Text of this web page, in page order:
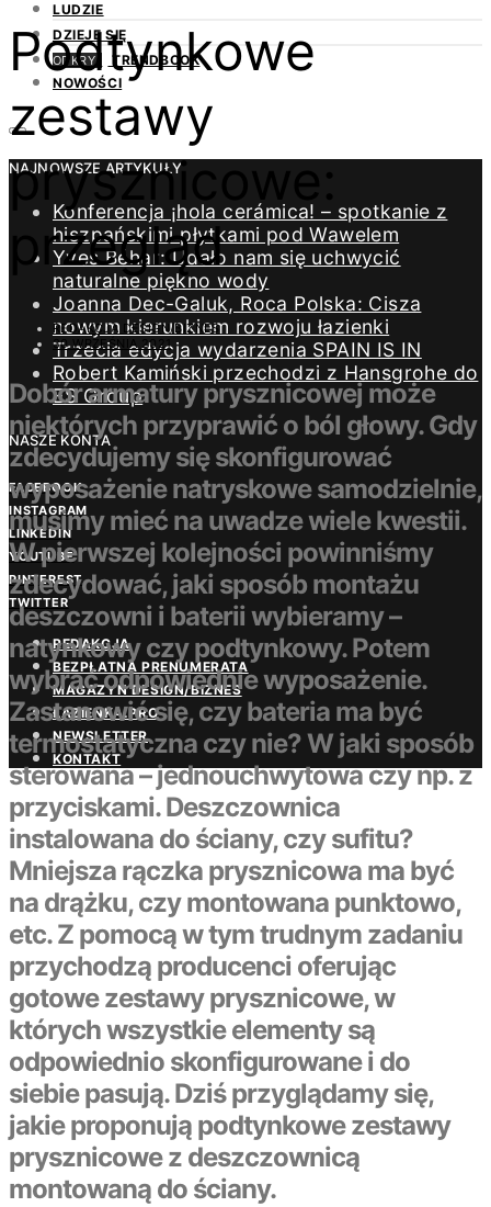
LUDZIE
DZIEJE SIĘ
ODKRYJ
TRENDBOOK
NOWOŚCI
NAJNOWSZE ARTYKUŁY
Konferencja ¡hola cerámica! – spotkanie z
hiszpańskimi płytkami pod Wawelem
Yves Béhar: Udało nam się uchwycić
naturalne piękno wody
Joanna Dec-Galuk, Roca Polska: Cisza
nowym kierunkiem rozwoju łazienki
Trzecia edycja wydarzenia SPAIN IS IN
Robert Kamiński przechodzi z Hansgrohe do
ES Group
NASZE KONTA
FACEBOOK
INSTAGRAM
LINKEDIN
YOUTUBE
PINTEREST
TWITTER
REDAKCJA
BEZPŁATNA PRENUMERATA
MAGAZYN DESIGN/BIZNES
ŁAZIENKA.PRO
NEWSLETTER
KONTAKT
Podtynkowe
zestawy
prysznicowe:
przegląd
REDAKCJA DESIGN/BIZNES
30 WRZEŚNIA 2021
Dobór armatury prysznicowej może
niektórych przyprawić o ból głowy. Gdy
zdecydujemy się skonfigurować
wyposażenie natryskowe samodzielnie,
musimy mieć na uwadze wiele kwestii.
W pierwszej kolejności powinniśmy
zdecydować, jaki sposób montażu
deszczowni i baterii wybieramy –
natynkowy czy podtynkowy. Potem
wybrać odpowiednie wyposażenie.
Zastanowić się, czy bateria ma być
termostatyczna czy nie? W jaki sposób
sterowana – jednouchwytowa czy np. z
przyciskami. Deszczownica
instalowana do ściany, czy sufitu?
Mniejsza rączka prysznicowa ma być
na drążku, czy montowana punktowo,
etc. Z pomocą w tym trudnym zadaniu
przychodzą producenci oferując
gotowe zestawy prysznicowe, w
których wszystkie elementy są
odpowiednio skonfigurowane i do
siebie pasują. Dziś przyglądamy się,
jakie proponują podtynkowe zestawy
prysznicowe z deszczownicą
montowaną do ściany.